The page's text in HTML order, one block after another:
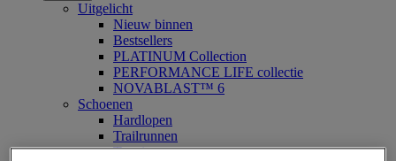
Uitgelicht
Nieuw binnen
Bestsellers
PLATINUM Collection
PERFORMANCE LIFE collectie
NOVABLAST™ 6
Schoenen
Hardlopen
Trailrunnen
Tennis